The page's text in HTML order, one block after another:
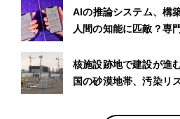
AIの推論システム、構
人間の知能に匹敵？専
核施設跡地で建設が進
国の砂漠地帯、汚染リ